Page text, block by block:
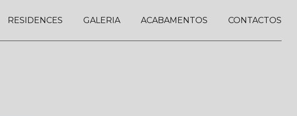
RESIDENCES GALERIA ACABAMENTOS CONTACTOS